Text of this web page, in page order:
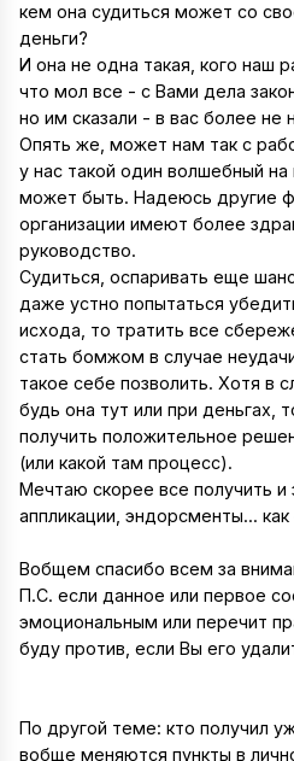
кем она судиться может со
деньги?
И она не одна такая, кого наш
что мол все - с Вами дела
но им сказали - в вас более не
Опять же, может нам так с
у нас такой один волшебный
может быть. Надеюсь другие
организации имеют более
руководство.
Судиться, оспаривать еще
даже устно попытаться
исхода, то тратить все
стать бомжом в случае
такое себе позволить. Хотя в
будь она тут или при деньгах,
получить положительное
(или какой там процесс).
Мечтаю скорее все получить и
аппликации, эндорсменты...
Вобщем спасибо всем за
П.С. если данное или первое
эмоциональным или перечит
буду против, если Вы его
По другой теме: кто получил
вобще меняются пункты в